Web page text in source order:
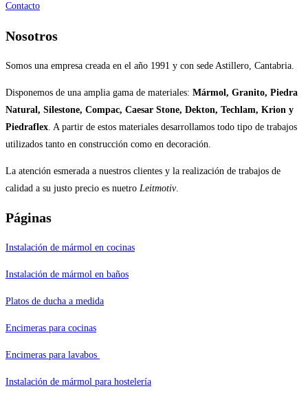
Contacto
Nosotros
Somos una empresa creada en el año 1991 y con sede Astillero, Cantabria.
Disponemos de una amplia gama de materiales: Mármol, Granito, Piedra
Natural, Silestone, Compac, Caesar Stone, Dekton, Techlam, Krion y
Piedraflex . A partir de estos materiales desarrollamos todo tipo de trabajos
utilizados tanto en construcción como en decoración.
La atención esmerada a nuestros clientes y la realización de trabajos de
calidad a su justo precio es nuetro Leitmotiv.
Páginas
Instalación de mármol en cocinas
Instalación de mármol en baños
Platos de ducha a medida
Encimeras para cocinas
Encimeras para lavabos
Instalación de mármol para hostelería